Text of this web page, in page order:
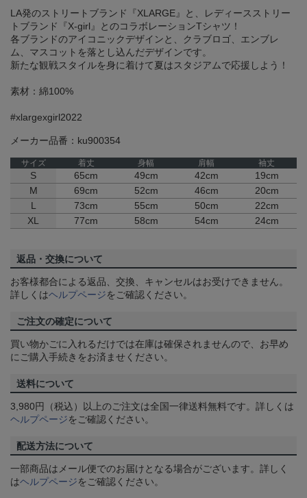
LA発のストリートブランド『XLARGE』と、レディースストリー
トブランド『X-girl』とのコラボレーションTシャツ！
各ブランドのアイコニックデザインと、クラブロゴ、エンブレ
ム、マスコットを落とし込んだデザインです。
新たな観戦スタイルを身に着けて夏はスタジアムで応援しよう！
素材：綿100%
#xlargexgirl2022
メーカー品番：ku900354
サイズ 着丈 身幅 肩幅 袖丈
S 65cm 49cm 42cm
19cm
M
69cm 52cm 46cm
20cm
L
73cm 55cm 50cm
22cm
XL
77cm 58cm 54cm 24cm
返品・交換について
お客様都合による返品、交換、キャンセルはお受けできません。
詳しくはヘルプページをご確認ください。
ご注文の確定について
買い物かごに入れるだけでは在庫は確保されませんので、お早め
にご購入手続きをお済ませください。
送料について
3,980円（税込）以上のご注文は全国一律送料無料です。詳しくは
ヘルプページをご確認ください。
配送方法について
一部商品はメール便でのお届けとなる場合がございます。詳しく
はヘルプページをご確認ください。